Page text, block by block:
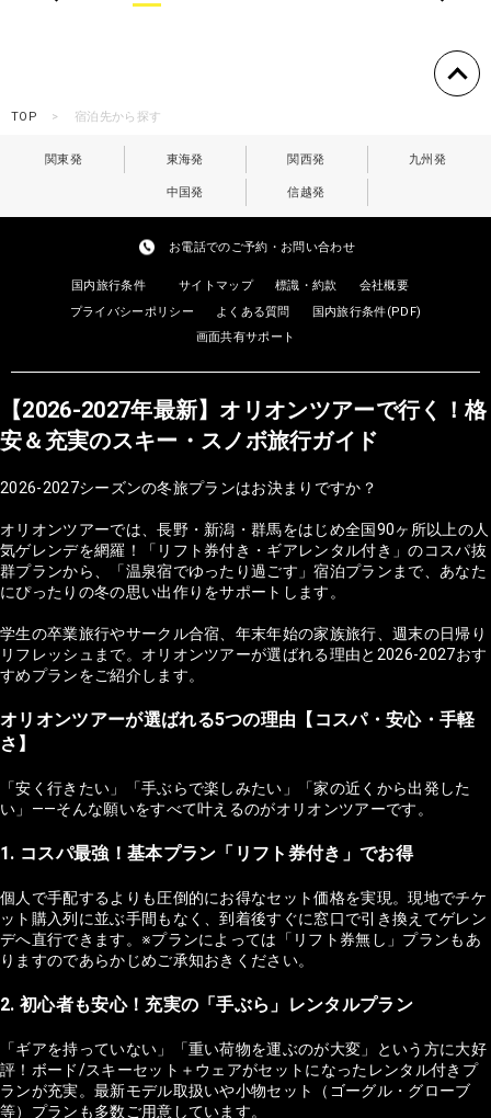
TOP 宿泊先から探す
関東発 東海発 関西発 九州発
中国発 信越発
お電話でのご予約・お問い合わせ
国内旅行条件 サイトマップ 標識・約款
会社概要
プライバシーポリシー
よくある質問
国内旅行条件(PDF)
画面共有サポート
【2026-2027年最新】オリオンツアーで行く！格
安＆充実のスキー・スノボ旅行ガイド
2026-2027シーズンの冬旅プランはお決まりですか？
オリオンツアーでは、長野・新潟・群馬をはじめ全国90ヶ所以上の人
気ゲレンデを網羅！「リフト券付き・ギアレンタル付き」のコスパ抜
群プランから、「温泉宿でゆったり過ごす」宿泊プランまで、あなた
にぴったりの冬の思い出作りをサポートします。
学生の卒業旅行やサークル合宿、年末年始の家族旅行、週末の日帰り
リフレッシュまで。オリオンツアーが選ばれる理由と2026-2027おす
すめプランをご紹介します。
オリオンツアーが選ばれる5つの理由【コスパ・安心・手軽
さ】
「安く行きたい」「手ぶらで楽しみたい」「家の近くから出発した
い」——そんな願いをすべて叶えるのがオリオンツアーです。
1. コスパ最強！基本プラン「リフト券付き」でお得
個人で手配するよりも圧倒的にお得なセット価格を実現。現地でチケ
ット購入列に並ぶ手間もなく、到着後すぐに窓口で引き換えてゲレン
デへ直行できます。※プランによっては「リフト券無し」プランもあ
りますのであらかじめご承知おきください。
2. 初心者も安心！充実の「手ぶら」レンタルプラン
「ギアを持っていない」「重い荷物を運ぶのが大変」という方に大好
評！ボード/スキーセット＋ウェアがセットになったレンタル付きプ
ランが充実。最新モデル取扱いや小物セット（ゴーグル・グローブ
等）プランも多数ご用意しています。